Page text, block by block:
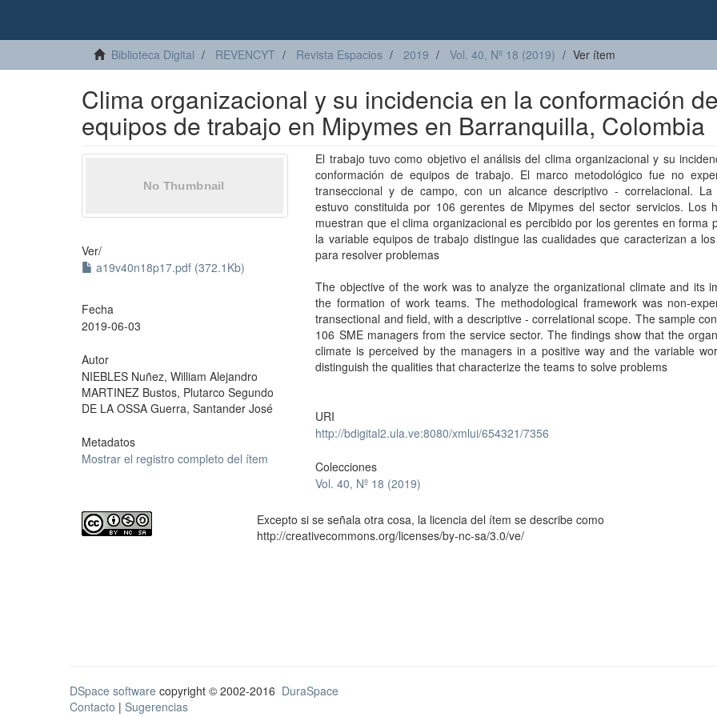
Biblioteca Digital REVENCYT Revista Espacios 2019 Vol. 40, Nº 18 (2019) Ver ítem
Clima organizacional y su incidencia en la conformación
equipos de trabajo en Mipymes en Barranquilla, Colombia
Ver/
a19v40n18p17.pdf (372.1Kb)
Fecha
2019-06-03
Autor
NIEBLES Nuñez, William Alejandro
MARTINEZ Bustos, Plutarco Segundo
DE LA OSSA Guerra, Santander José
Metadatos
Mostrar el registro completo del ítem
El trabajo tuvo como objetivo el análisis del clima organizacional y su
conformación de equipos de trabajo. El marco metodológico fue no
transeccional y de campo, con un alcance descriptivo - correlacional. La
estuvo constituida por 106 gerentes de Mipymes del sector servicios. Los
muestran que el clima organizacional es percibido por los gerentes en forma
la variable equipos de trabajo distingue las cualidades que caracterizan a
para resolver problemas
The objective of the work was to analyze the organizational climate and its
the formation of work teams. The methodological framework was non-
transectional and field, with a descriptive - correlational scope. The sample
106 SME managers from the service sector. The findings show that the
climate is perceived by the managers in a positive way and the variable
distinguish the qualities that characterize the teams to solve problems
URI
http://bdigital2.ula.ve:8080/xmlui/654321/7356
Colecciones
Vol. 40, Nº 18 (2019)
Excepto si se señala otra cosa, la licencia del ítem se describe como
http://creativecommons.org/licenses/by-nc-sa/3.0/ve/
DSpace software copyright © 2002-2016 DuraSpace
Contacto | Sugerencias